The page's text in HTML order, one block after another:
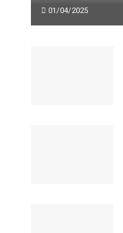
01/04/2025